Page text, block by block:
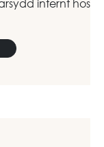
internt hos